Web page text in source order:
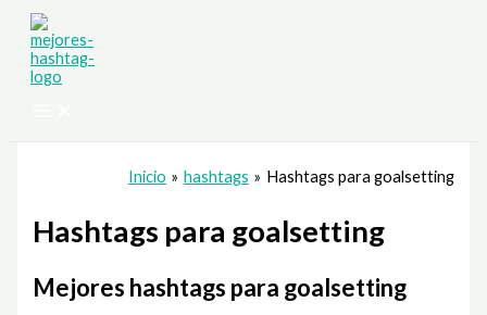
contenido
Inicio hashtags Hashtags para goalsetting
Hashtags para goalsetting
Mejores hashtags para goalsetting